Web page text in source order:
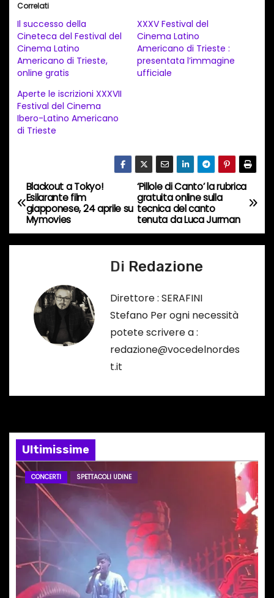
a
m
e
t
o
i
o
r
s
Correlati
Il successo della
Cineteca del Festival del
Cinema Latino
Americano di Trieste,
online gratis
XXXV Festival del
Cinema Latino
Americano di Trieste :
presentata l’immagine
ufficiale
Aperte le iscrizioni XXXVII
Festival del Cinema
Ibero-Latino Americano
di Trieste
N
a
v
o
e
a
t
‘Pillole di Canto’ la rubrica
gratuita online sulla
tecnica del canto
tenuta da Luca Jurman
Blackout a Tokyo!
Esilarante film
giapponese, 24 aprile su
Mymovies
Di Redazione
Direttore : SERAFINI
Stefano Per ogni necessità
potete scrivere a :
redazione@vocedelnordes
t.it
Ultimissime
CONCERTI SPETTACOLI UDINE